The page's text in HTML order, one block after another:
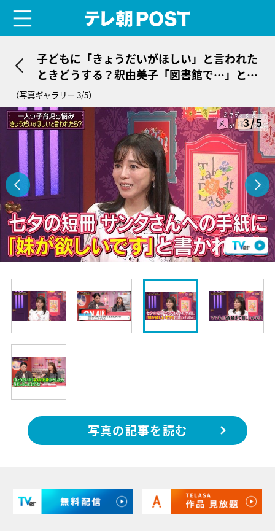
子どもに「きょうだいがほしい」と言われた
ときどうする？釈由美子「図書館で…」と経
験語る
（写真ギャラリー 3/5）
3/5
写真の記事を読む